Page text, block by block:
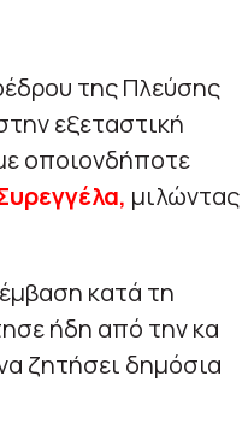
της Πλεύσης
εξεταστική
οποιονδήποτε
μιλώντας
κατά τη
ήδη από την κα
ζητήσει δημόσια